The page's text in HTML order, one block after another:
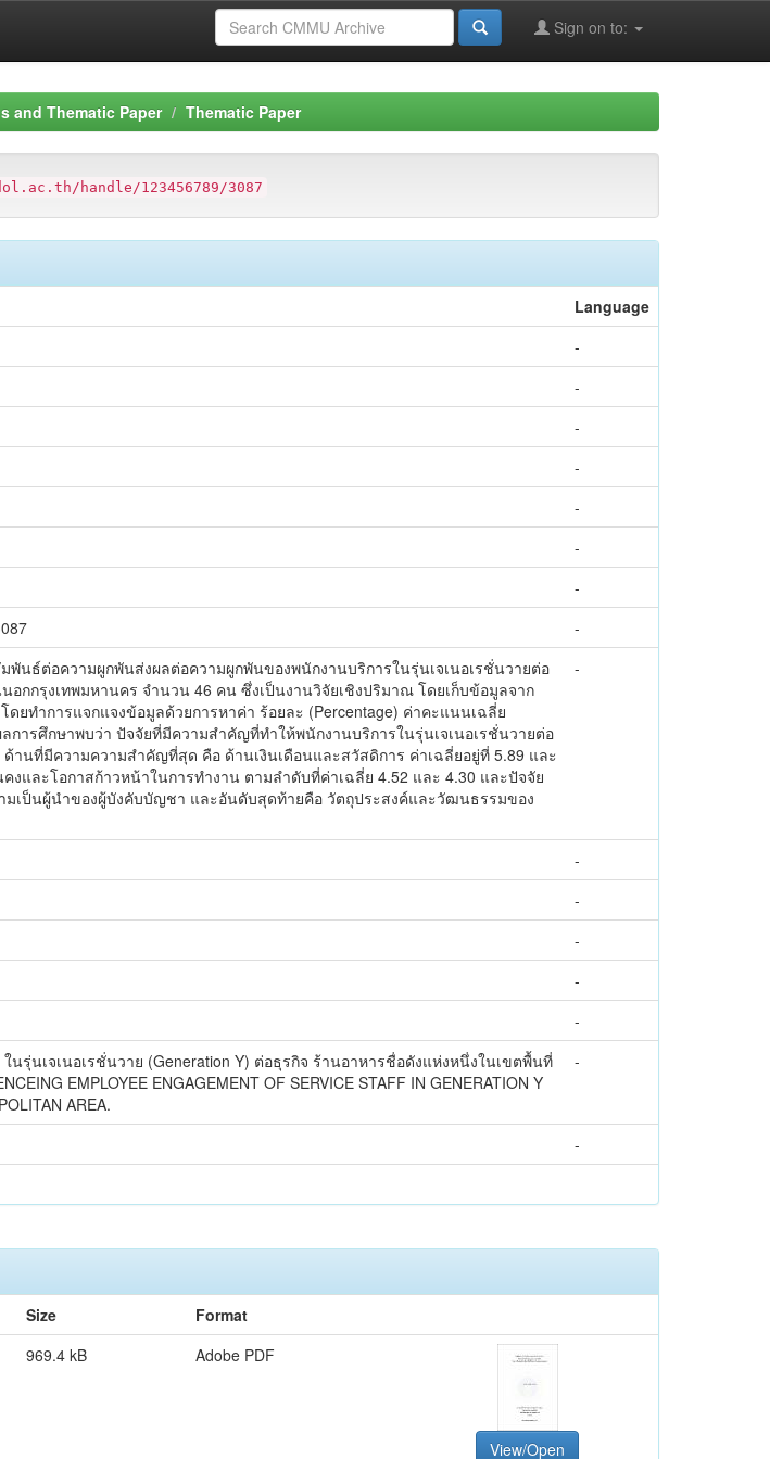
Sign on to:
and Thematic Paper Thematic Paper
handle/123456789/3087
Language
-
-
-
-
-
-
-
-
นธ์ต่อความผูกพันส่งผลต่อความผูกพันของพนักงานบริการในรุ่นเจเนอเรชั่นวายต่อ
กกรุงเทพมหานคร จำนวน 46 คน ซึ่งเป็นงานวิจัยเชิงปริมาณ โดยเก็บข้อมูลจาก
ยทำการแจกแจงข้อมูลด้วยการหาค่า ร้อยละ (Percentage) ค่าคะแนนเฉลี่ย
การศึกษาพบว่า ปัจจัยที่มีความสำคัญที่ทำให้พนักงานบริการในรุ่นเจเนอเรชั่นวายต่อ
านที่มีความความสำคัญที่สุด คือ ด้านเงินเดือนและสวัสดิการ ค่าเฉลี่ยอยู่ที่ 5.89 และ
และโอกาสก้าวหน้าในการทำงาน ตามลำดับที่ค่าเฉลี่ย 4.52 และ 4.30 และปัจจัย
เป็นผู้นำของผู้บังคับบัญชา และอันดับสุดท้ายคือ วัตถุประสงค์และวัฒนธรรมของ
-
-
-
-
-
-
รุ่นเจเนอเรชั่นวาย (Generation Y) ต่อธุรกิจ ร้านอาหารชื่อดังแห่งหนึ่งในเขตพื้นที่
EMPLOYEE ENGAGEMENT OF SERVICE STAFF IN GENERATION Y
AREA.
-
-
Size
Format
969.4 kB Adobe PDF
View/Open